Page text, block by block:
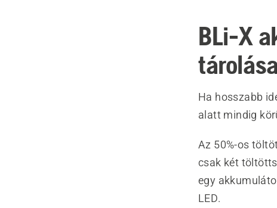
BLi-X
tárolása
Ha hosszabb
alatt mindig
Az 50%-os
csak két
egy
LED.